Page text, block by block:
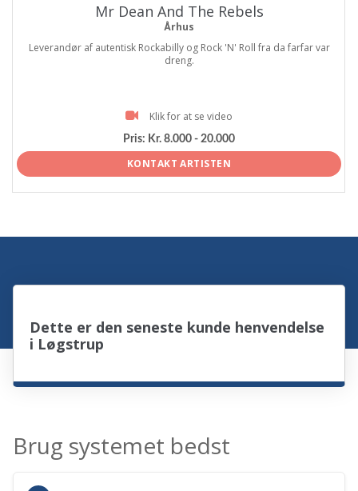
Mr Dean And The Rebels
Århus
Leverandør af autentisk Rockabilly og Rock 'N' Roll fra da farfar var
dreng.
Klik for at se video
Pris: Kr. 8.000 - 20.000
KONTAKT ARTISTEN
Dette er den seneste kunde henvendelse
i Løgstrup
Brug systemet bedst